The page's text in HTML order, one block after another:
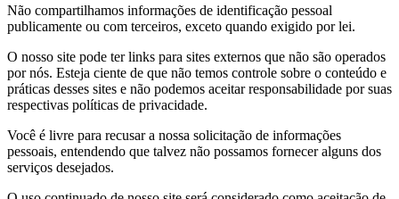
Não compartilhamos informações de identificação pessoal
publicamente ou com terceiros, exceto quando exigido por lei.
O nosso site pode ter links para sites externos que não são operados
por nós. Esteja ciente de que não temos controle sobre o conteúdo e
práticas desses sites e não podemos aceitar responsabilidade por suas
respectivas políticas de privacidade.
Você é livre para recusar a nossa solicitação de informações
pessoais, entendendo que talvez não possamos fornecer alguns dos
serviços desejados.